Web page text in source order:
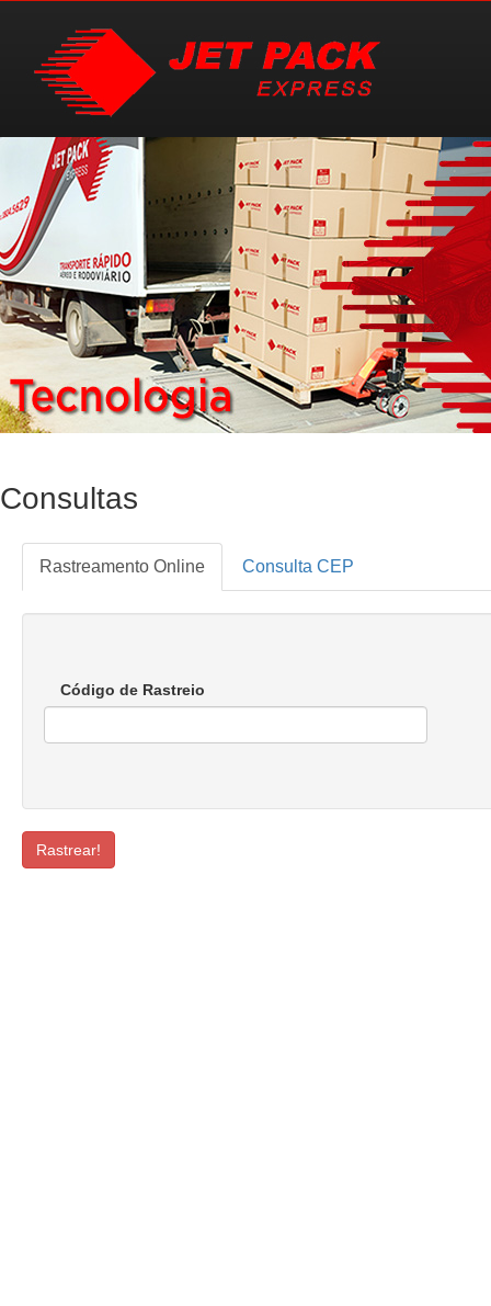
Consultas
Rastreamento Online Consulta CEP
Código de Rastreio